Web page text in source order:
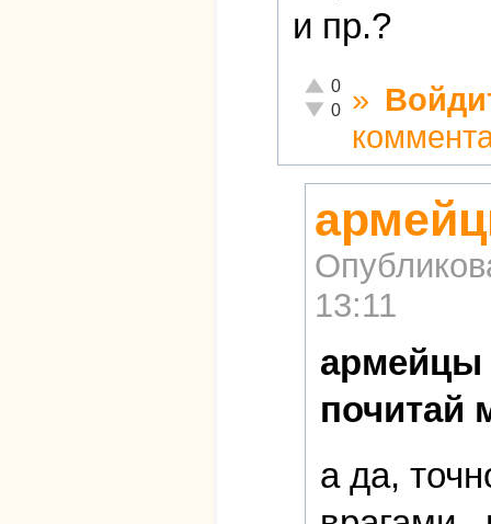
и пр.?
Отлично!
0
Неадекватно!
0 »
13:11
армейцы
почитай
а да,